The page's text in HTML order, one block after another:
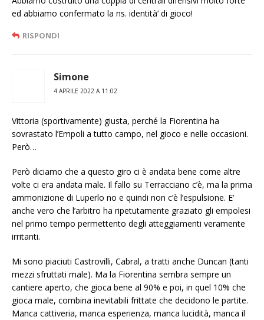
ed abbiamo confermato la ns. identità’ di gioco!
RISPONDI
Simone
4 APRILE 2022 A 11:02
Vittoria (sportivamente) giusta, perché la Fiorentina ha
sovrastato l’Empoli a tutto campo, nel gioco e nelle occasioni.
Però…
Però diciamo che a questo giro ci è andata bene come altre
volte ci era andata male. Il fallo su Terracciano c’è, ma la prima
ammonizione di Luperlo no e quindi non c’è l’espulsione. E’
anche vero che l’arbitro ha ripetutamente graziato gli empolesi
nel primo tempo permettento degli atteggiamenti veramente
irritanti.
Mi sono piaciuti Castrovilli, Cabral, a tratti anche Duncan (tanti
mezzi sfruttati male). Ma la Fiorentina sembra sempre un
cantiere aperto, che gioca bene al 90% e poi, in quel 10% che
gioca male, combina inevitabili frittate che decidono le partite.
Manca cattiveria, manca esperienza, manca lucidità, manca il